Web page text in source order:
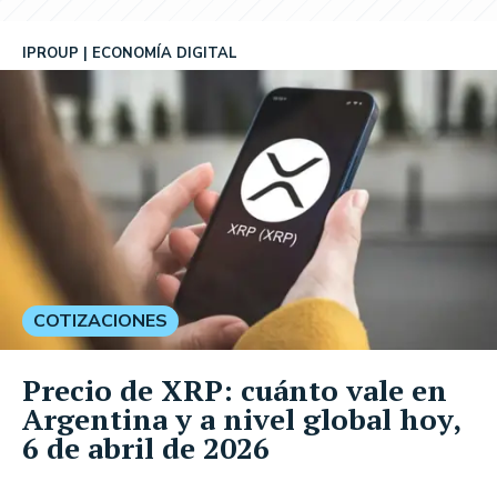
IPROUP ECONOMÍA DIGITAL
COTIZACIONES
Precio de XRP: cuánto vale en
Argentina y a nivel global hoy,
6 de abril de 2026